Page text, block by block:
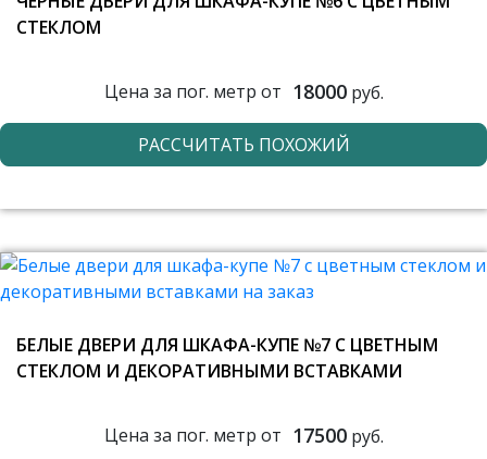
СТЕКЛОМ
Цена за пог. метр от 18000руб.
РАССЧИТАТЬ ПОХОЖИЙ
БЕЛЫЕ ДВЕРИ ДЛЯ ШКАФА-КУПЕ №7 С ЦВЕТНЫМ
СТЕКЛОМ И ДЕКОРАТИВНЫМИ ВСТАВКАМИ
Цена за пог. метр от 17500руб.